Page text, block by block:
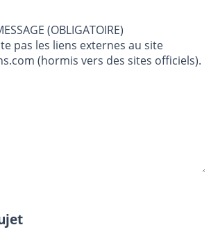
TEXTE DE VOTRE MESSAGE (OBLIGATOIRE)
pas les liens externes au site
(hormis vers des sites officiels).